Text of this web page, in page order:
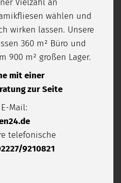
wählen und
wirken lassen. Unsere
360 m² Büro und
900 m² großen Lager.
mit einer
zur Seite
Mail:
telefonische
9210821